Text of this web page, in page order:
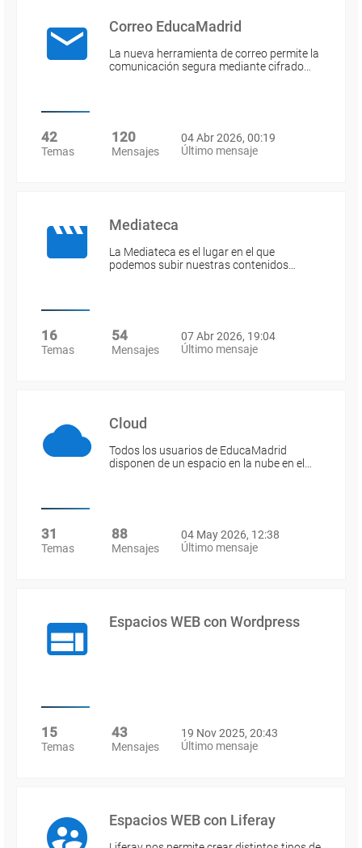
Correo EducaMadrid
La nueva herramienta de correo permite la
comunicación segura mediante cifrado…
42
Temas
120
Mensajes
04 Abr 2026, 00:19
Último mensaje
Mediateca
La Mediateca es el lugar en el que
podemos subir nuestras contenidos…
16
Temas
54
Mensajes
07 Abr 2026, 19:04
Último mensaje
Cloud
Todos los usuarios de EducaMadrid
disponen de un espacio en la nube en el…
31
Temas
88
Mensajes
04 May 2026, 12:38
Último mensaje
Espacios WEB con Wordpress
15
Temas
43
Mensajes
19 Nov 2025, 20:43
Último mensaje
Espacios WEB con Liferay